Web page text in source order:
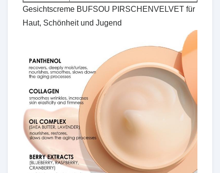
Gesichtscreme BUFSOU PIRSCHENVELVET für
Haut, Schönheit und Jugend